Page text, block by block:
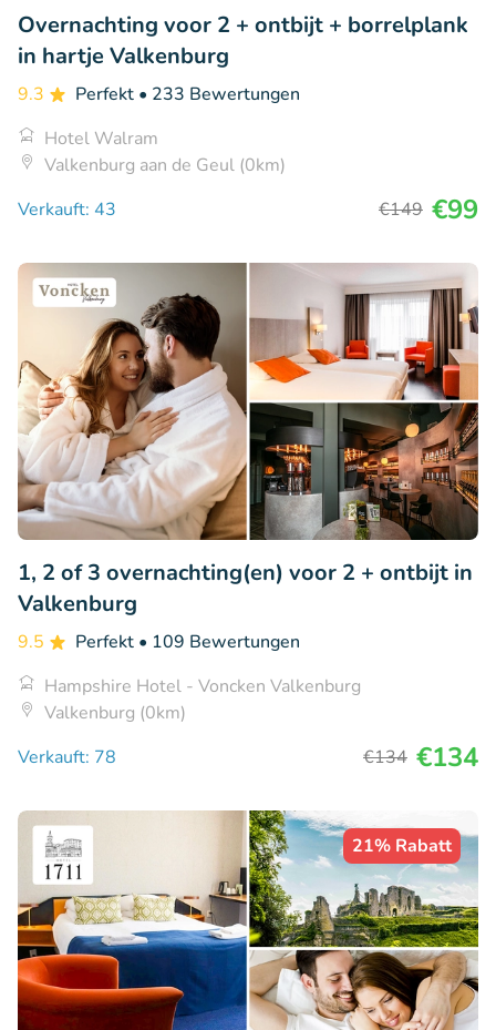
Overnachting voor 2 + ontbijt + borrelplank
in hartje Valkenburg
9.3 Perfekt • 233 Bewertungen
Hotel Walram
Valkenburg aan de Geul (0km)
Verkauft: 43
€149 €99
1, 2 of 3 overnachting(en) voor 2 + ontbijt in
Valkenburg
9.5 Perfekt • 109 Bewertungen
Hampshire Hotel - Voncken Valkenburg
Valkenburg (0km)
Verkauft: 78
€134 €134
21% Rabatt